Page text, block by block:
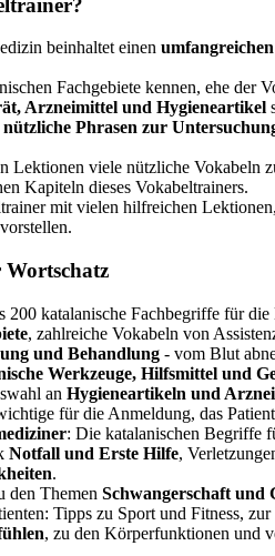
beinhaltet einen
Fachgebiete kennen, ehe der
Arzneimittel und Hygieneartikel
nützliche Phrasen zur
Lektionen viele nützliche Vokabeln
Kapiteln dieses Vokabeltrainers.
mit vielen hilfreichen
200 katalanische Fachbegriffe für
, zahlreiche Vokabeln von
und Behandlung - vom Blut
Werkzeuge, Hilfsmittel und
an Hygieneartikeln und
für die Anmeldung, das
: Die katalanischen Begriffe
Notfall und Erste Hilfe,
.
den Themen Schwangerschaft und
Tipps zu Sport und Fitness,
, zu den Körperfunktionen und